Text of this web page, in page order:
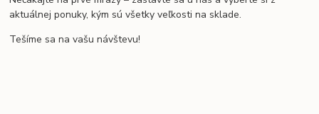
aktuálnej ponuky, kým sú všetky veľkosti na sklade.
Tešíme sa na vašu návštevu!